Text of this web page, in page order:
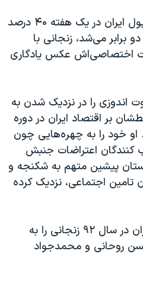
در روزهایی که ارزش واحد پول ایران در یک هفته ۴۰ درصد
می‌شد، زنجانی با
اختصاصی‌اش عکس یادگاری
اندوزی را در نزدیک شدن به
بر اقتصاد ایران در دوره
او خود را به چهره‌هایی چون
اعتراضات جنبش
پیشین متهم به شکنجه و
اجتماعی، نزدیک کرده
خوانندگان دو روزنامه در ایران در سال ۹۲ زنجانی را به
روحانی و محمدجواد